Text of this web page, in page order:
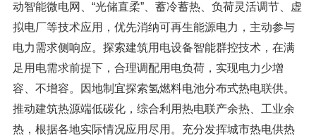
动智能微电网、“光储直柔”、蓄冷蓄热、负荷灵活调节、虚
拟电厂等技术应用，优先消纳可再生能源电力，主动参与
电力需求侧响应。探索建筑用电设备智能群控技术，在满
足用电需求前提下，合理调配用电负荷，实现电力少增
容、不增容。因地制宜探索氢燃料电池分布式热电联供。
推动建筑热源端低碳化，综合利用热电联产余热、工业余
热，根据各地实际情况应用尽用。充分发挥城市热电供热